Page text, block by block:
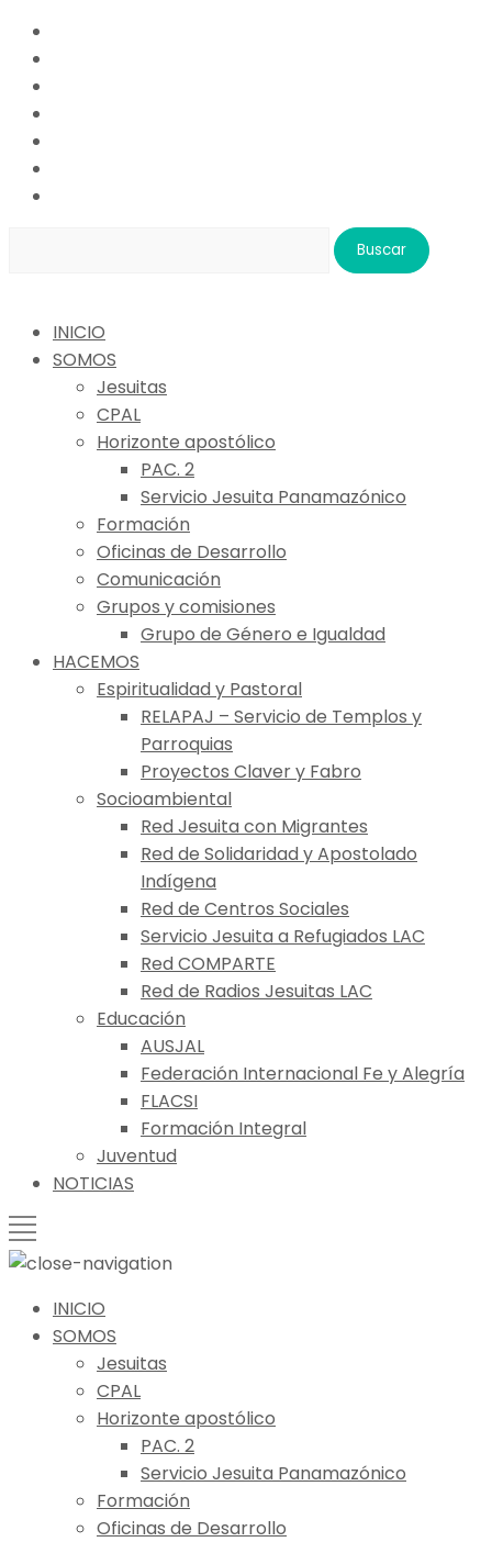
INICIO
SOMOS
Jesuitas
CPAL
Horizonte apostólico
PAC. 2
Servicio Jesuita Panamazónico
Formación
Oficinas de Desarrollo
Comunicación
Grupos y comisiones
Grupo de Género e Igualdad
HACEMOS
Espiritualidad y Pastoral
RELAPAJ – Servicio de Templos y
Parroquias
Proyectos Claver y Fabro
Socioambiental
Red Jesuita con Migrantes
Red de Solidaridad y Apostolado
Indígena
Red de Centros Sociales
Servicio Jesuita a Refugiados LAC
Red COMPARTE
Red de Radios Jesuitas LAC
Educación
AUSJAL
Federación Internacional Fe y Alegría
FLACSI
Formación Integral
Juventud
NOTICIAS
INICIO
SOMOS
Jesuitas
CPAL
Horizonte apostólico
PAC. 2
Servicio Jesuita Panamazónico
Formación
Oficinas de Desarrollo